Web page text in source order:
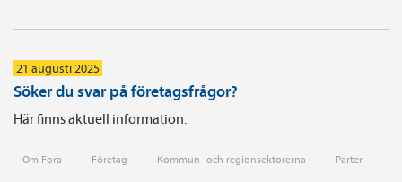
21 augusti 2025
Söker du svar på företagsfrågor?
Här finns aktuell information.
Om Fora Företag Kommun- och regionsektorerna Parter